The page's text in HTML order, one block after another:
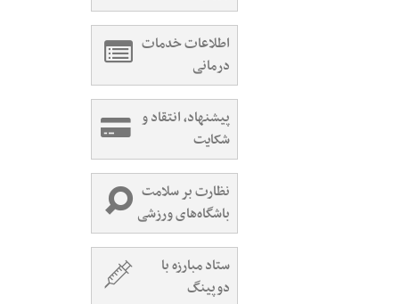
اطلاعات خدمات
درمانی
پیشنهاد، انتقاد و
شکایت
نظارت بر سلامت
باشگاه‌های ورزشی
ستاد مبارزه با
دوپینگ